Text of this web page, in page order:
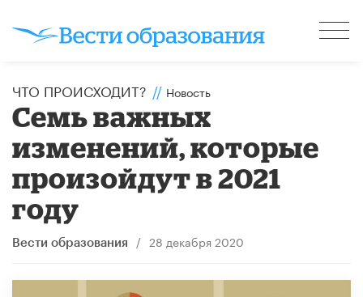
ЧТО ПРОИСХОДИТ? // Новость
Семь важных
изменений, которые
произойдут в 2021
году
Вести образования / 28 декабря 2020